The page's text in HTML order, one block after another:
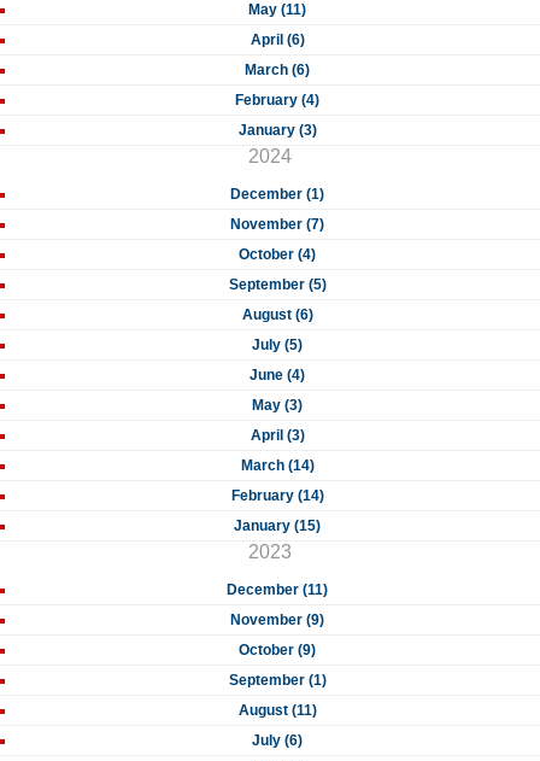
May (11)
April (6)
March (6)
February (4)
January (3)
2024
December (1)
November (7)
October (4)
September (5)
August (6)
July (5)
June (4)
May (3)
April (3)
March (14)
February (14)
January (15)
2023
December (11)
November (9)
October (9)
September (1)
August (11)
July (6)